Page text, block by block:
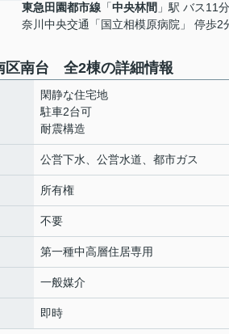
東急田園都市線 「中央林間 」駅 バス11
奈川中央交通「国立相模原病院」 停歩2
区南台 全2棟の詳細情報
閑静な住宅地
駐車2台可
耐震構造
公営下水、公営水道、都市ガス
所有権
不要
第一種中高層住居専用
一般媒介
即時